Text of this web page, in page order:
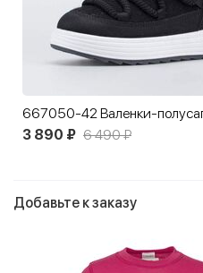
3 890 ₽ 6 490 ₽
Добавьте к заказу